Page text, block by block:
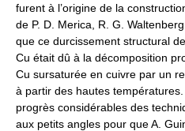
furent à l’origine de la
de P. D. Merica, R. G.
que ce durcissement structural
Cu était dû à la décomposition
Cu sursaturée en cuivre par un
à partir des hautes
progrès considérables des
aux petits angles pour que A.